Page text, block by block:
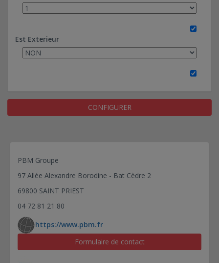
Est Exterieur
CONFIGURER
PBM Groupe
97 Allée Alexandre Borodine - Bat Cèdre 2
69800 SAINT PRIEST
04 72 81 21 80
https://www.pbm.fr
Formulaire de contact